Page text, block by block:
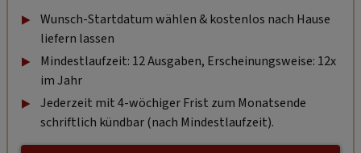
Wunsch-Startdatum wählen & kostenlos nach Hause
liefern lassen
Mindestlaufzeit: 12 Ausgaben, Erscheinungsweise: 12x
im Jahr
Jederzeit mit 4-wöchiger Frist zum Monatsende
schriftlich kündbar (nach Mindestlaufzeit).